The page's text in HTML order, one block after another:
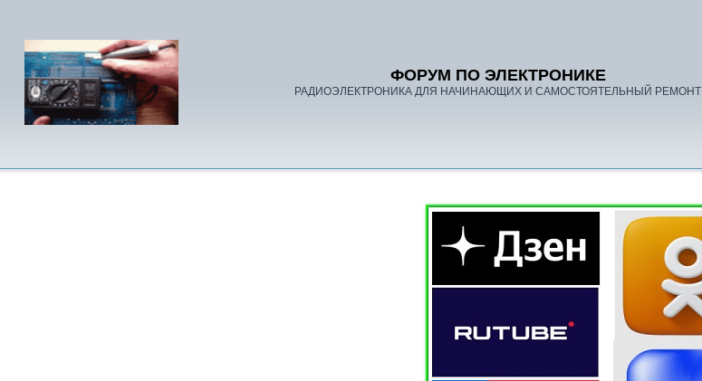
ФОРУМ ПО ЭЛЕКТРОНИКЕ
РАДИОЭЛЕКТРОНИКА ДЛЯ НАЧИНАЮЩИХ И САМОСТОЯТЕЛЬНЫЙ РЕМОНТ